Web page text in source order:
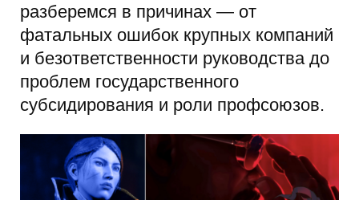
разберемся в причинах — от
фатальных ошибок крупных компаний
и безответственности руководства до
проблем государственного
субсидирования и роли профсоюзов.